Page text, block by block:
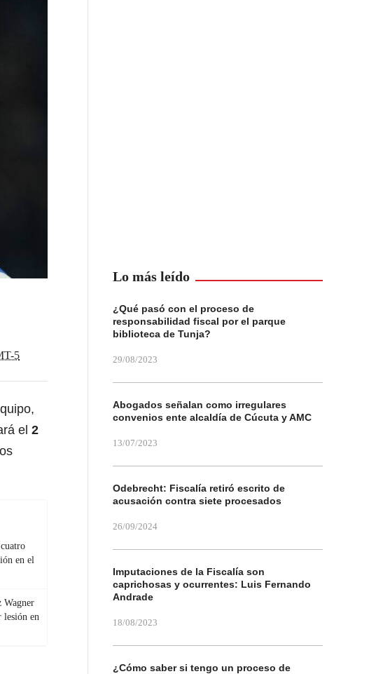
5
el 2
en el
Wagner
lesión en
Lo más leído
¿Qué pasó con el proceso de
responsabilidad fiscal por el parque
biblioteca de Tunja?
29/08/2023
Abogados señalan como irregulares
convenios ente alcaldía de Cúcuta y AMC
13/07/2023
Odebrecht: Fiscalía retiró escrito de
acusación contra siete procesados
26/09/2024
Imputaciones de la Fiscalía son
caprichosas y ocurrentes: Luis Fernando
Andrade
18/08/2023
¿Cómo saber si tengo un proceso de